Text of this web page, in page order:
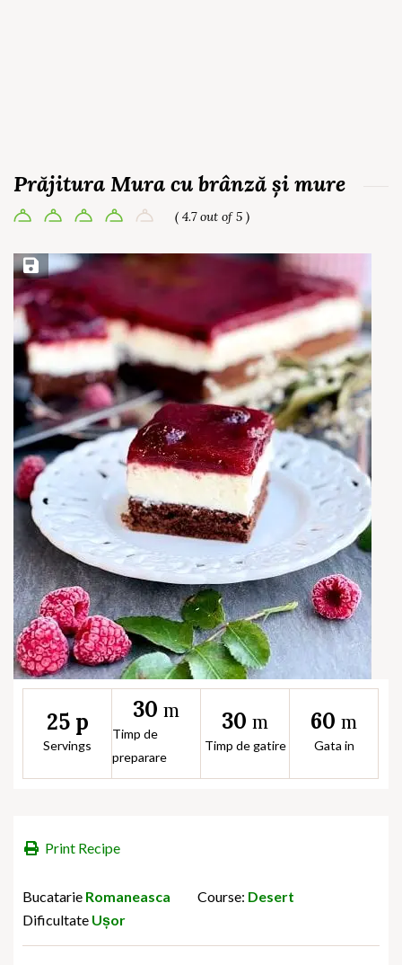
Prăjitura Mura cu brânză și mure
( 4.7 out of 5 )
Save Recipe
25 p
Servings
30 m
Timp de
preparare
30 m
Timp de gatire
60 m
Gata in
Print Recipe
Bucatarie Romaneasca Course: Desert
Dificultate Ușor